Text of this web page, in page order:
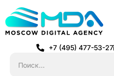
+7 (495) 477-53-27